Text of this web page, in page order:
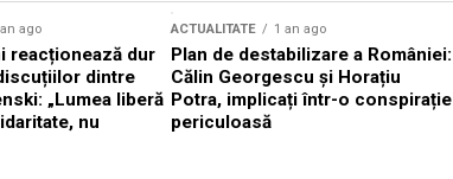
ago
reacționează dur
dintre
„Lumea liberă
nu
ACTUALITATE 1 an ago
Plan de destabilizare a României:
Călin Georgescu și Horațiu
Potra, implicați într-o conspirație
periculoasă